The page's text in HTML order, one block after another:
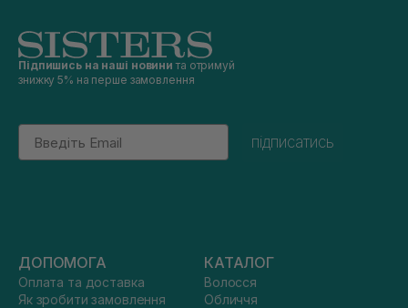
Підпишись на наші новини та отримуй
знижку 5% на перше замовлення
Email
підписатись
ДОПОМОГА
Оплата та доставка
Як зробити замовлення
КАТАЛОГ
Волосся
Обличчя